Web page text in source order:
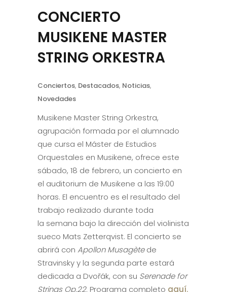
CONCIERTO
MUSIKENE MASTER
STRING ORKESTRA
Conciertos, Destacados, Noticias,
Novedades
Musikene Master String Orkestra,
agrupación formada por el alumnado
que cursa el Máster de Estudios
Orquestales en Musikene, ofrece este
sábado, 18 de febrero, un concierto en
el auditorium de Musikene a las 19:00
horas. El encuentro es el resultado del
trabajo realizado durante toda
la semana bajo la dirección del violinista
sueco Mats Zetterqvist. El concierto se
abrirá con Apollon Musagètede
Stravinsky y la segunda parte estará
dedicada a Dvořák, con su Serenade for
Strings Op.22. Programa completo aquí.